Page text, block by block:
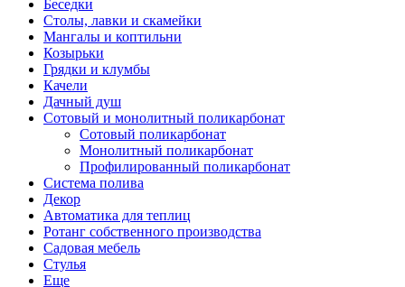
Беседки
Столы, лавки и скамейки
Мангалы и коптильни
Козырьки
Грядки и клумбы
Качели
Дачный душ
Сотовый и монолитный поликарбонат
Сотовый поликарбонат
Монолитный поликарбонат
Профилированный поликарбонат
Система полива
Декор
Автоматика для теплиц
Ротанг собственного производства
Садовая мебель
Стулья
Еще